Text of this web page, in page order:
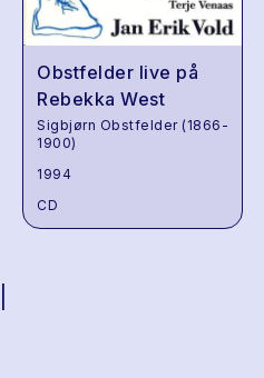
Obstfelder live på
Rebekka West
Sigbjørn Obstfelder (1866-
1900)
1994
CD